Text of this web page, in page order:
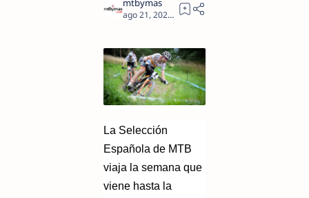
2
La Selección
Española de MTB
viaja la semana que
viene hasta la